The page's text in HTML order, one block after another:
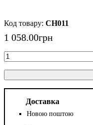
CH011
1 058.00грн
Доставка
Новою поштою